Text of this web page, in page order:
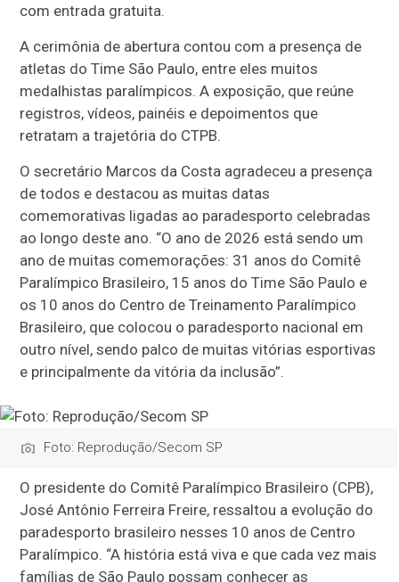
com entrada gratuita.
A cerimônia de abertura contou com a presença de
atletas do Time São Paulo, entre eles muitos
medalhistas paralímpicos. A exposição, que reúne
registros, vídeos, painéis e depoimentos que
retratam a trajetória do CTPB.
O secretário Marcos da Costa agradeceu a presença
de todos e destacou as muitas datas
comemorativas ligadas ao paradesporto celebradas
ao longo deste ano. “O ano de 2026 está sendo um
ano de muitas comemorações: 31 anos do Comitê
Paralímpico Brasileiro, 15 anos do Time São Paulo e
os 10 anos do Centro de Treinamento Paralímpico
Brasileiro, que colocou o paradesporto nacional em
outro nível, sendo palco de muitas vitórias esportivas
e principalmente da vitória da inclusão”.
Foto: Reprodução/Secom SP
O presidente do Comitê Paralímpico Brasileiro (CPB),
José Antônio Ferreira Freire, ressaltou a evolução do
paradesporto brasileiro nesses 10 anos de Centro
Paralímpico. “A história está viva e que cada vez mais
famílias de São Paulo possam conhecer as